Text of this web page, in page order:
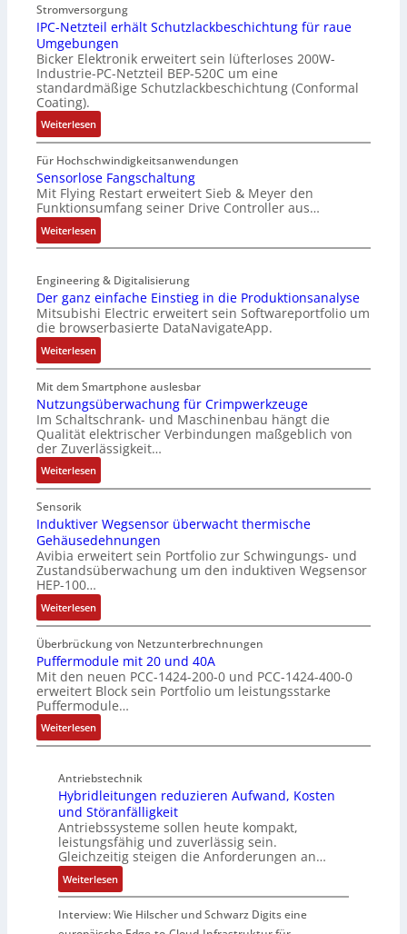
e
l
o
s
e
M
u
l
t
i
t
u
r
n
-
i
t
E
n
c
o
d
e
r
r
b
e
s
s
e
r
t
e
L
a
e
r
t
i
a
n
g
u
l
a
t
i
o
n
Stromversorgung
IPC-Netzteil erhält Schutzlackbeschichtung für raue
Umgebungen
Bicker Elektronik erweitert sein lüfterloses 200W-
Industrie-PC-Netzteil BEP-520C um eine
standardmäßige Schutzlackbeschichtung (Conformal
Coating).
Weiterlesen:
I
P
C
N
t
t
e
i
l
e
r
h
ä
l
S
c
h
t
z
l
a
k
b
e
s
c
h
i
c
h
u
n
g
f
ü
r
r
a
u
Für Hochschwindigkeitsanwendungen
Sensorlose Fangschaltung
Mit Flying Restart erweitert Sieb & Meyer den
Funktionsumfang seiner Drive Controller aus…
Weiterlesen:
S
n
s
o
r
l
o
s
e
F
a
n
g
s
h
a
l
t
u
n
g
Engineering & Digitalisierung
Der ganz einfache Einstieg in die Produktionsanalyse
Mitsubishi Electric erweitert sein Softwareportfolio um
die browserbasierte DataNavigateApp.
Weiterlesen:
D
e
r
g
a
n
z
e
n
f
a
c
e
E
i
n
s
t
i
e
g
n
d
i
e
P
r
o
d
u
Mit dem Smartphone auslesbar
Nutzungsüberwachung für Crimpwerkzeuge
Im Schaltschrank- und Maschinenbau hängt die
Qualität elektrischer Verbindungen maßgeblich von
der Zuverlässigkeit…
Weiterlesen:
N
t
z
u
n
s
ü
b
e
r
w
a
c
h
n
g
f
ü
r
C
r
i
m
Sensorik
Induktiver Wegsensor überwacht thermische
Gehäusedehnungen
Avibia erweitert sein Portfolio zur Schwingungs- und
Zustandsüberwachung um den induktiven Wegsensor
HEP-100…
Weiterlesen:
I
n
d
u
k
t
i
v
r
W
e
g
s
e
n
s
o
Überbrückung von Netzunterbrechnungen
Puffermodule mit 20 und 40A
Mit den neuen PCC-1424-200-0 und PCC-1424-400-0
erweitert Block sein Portfolio um leistungsstarke
Puffermodule…
Weiterlesen:
P
f
f
e
r
m
o
d
u
l
Antriebstechnik
Hybridleitungen reduzieren Aufwand, Kosten
und Störanfälligkeit
Antriebssysteme sollen heute kompakt,
leistungsfähig und zuverlässig sein.
Gleichzeitig steigen die Anforderungen an…
Weiterlesen:
H
y
b
Interview: Wie Hilscher und Schwarz Digits eine